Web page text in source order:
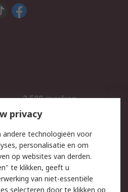
2.500 merken
Inkoopoplossingen
Email veiligheid
privacy
andere technologieën voor
personalisatie en om
op websites van derden.
te klikken, geeft u
van niet-essentiële
selecteren door te klikken op